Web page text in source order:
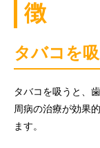
徴
タバコを
タバコを吸うと、
周病の治療が効果
ます。